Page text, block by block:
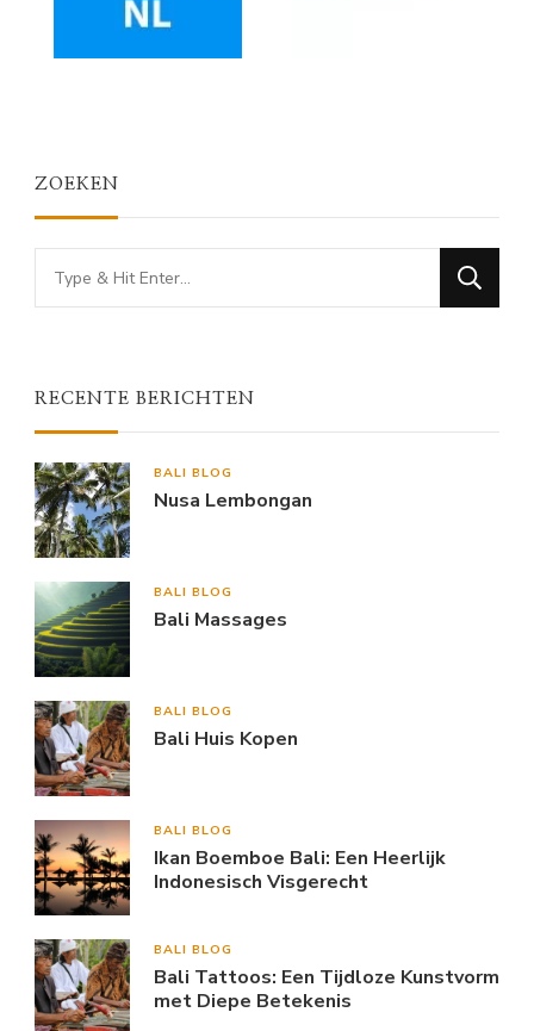
ZOEKEN
Looking
for
RECENTE BERICHTEN
BALI BLOG
Nusa Lembongan
BALI BLOG
Bali Massages
BALI BLOG
Bali Huis Kopen
BALI BLOG
Ikan Boemboe Bali: Een Heerlijk
Indonesisch Visgerecht
BALI BLOG
Bali Tattoos: Een Tijdloze Kunstvorm
met Diepe Betekenis